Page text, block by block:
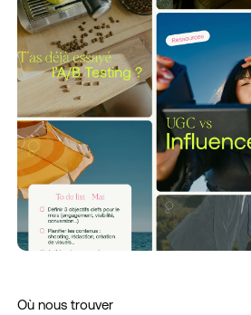
Où nous trouver